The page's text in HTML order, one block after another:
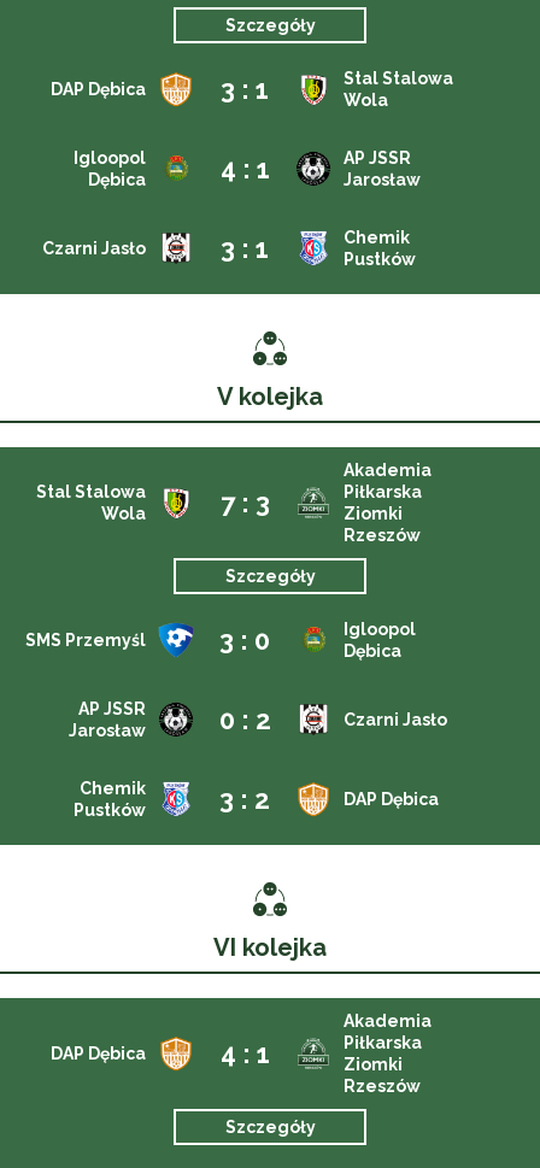
Szczegóły
DAP Dębica 3 : 1
Stal Stalowa
Wola
Igloopol
Dębica
4 : 1
AP JSSR
Jarosław
Czarni Jasło 3 : 1
Chemik
Pustków
V kolejka
Stal Stalowa
Wola
7 : 3
Akademia
Piłkarska
Ziomki
Rzeszów
Szczegóły
SMS Przemyśl 3 : 0
Igloopol
Dębica
AP JSSR
Jarosław
0 : 2 Czarni Jasło
Chemik
Pustków
3 : 2 DAP Dębica
VI kolejka
DAP Dębica 4 : 1
Akademia
Piłkarska
Ziomki
Rzeszów
Szczegóły